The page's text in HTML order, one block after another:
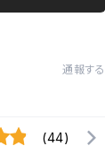
通報する
(44)